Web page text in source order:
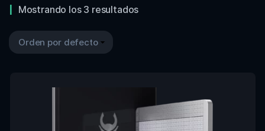
Mostrando los 3 resultados